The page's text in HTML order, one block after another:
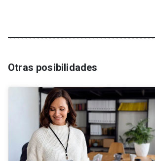
Otras posibilidades